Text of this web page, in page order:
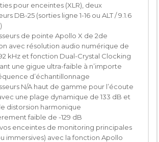
pour enceintes (XLR), deux
DB-25 (sorties ligne 1-16 ou ALT / 9.1.6
de pointe Apollo X de 2de
avec résolution audio numérique de
kHz et fonction Dual-Crystal Clocking
une gigue ultra-faible à n’importe
d’échantillonnage
N/A haut de gamme pour l’écoute
une plage dynamique de 133 dB et
distorsion harmonique
faible de -129 dB
enceintes de monitoring principales
immersives) avec la fonction Apollo